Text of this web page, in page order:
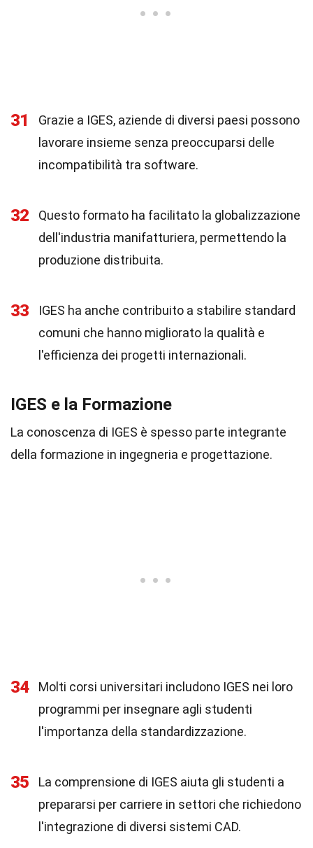
31
Grazie a IGES, aziende di diversi paesi possono
lavorare insieme senza preoccuparsi delle
incompatibilità tra software.
32
Questo formato ha facilitato la globalizzazione
dell'industria manifatturiera, permettendo la
produzione distribuita.
33
IGES ha anche contribuito a stabilire standard
comuni che hanno migliorato la qualità e
l'efficienza dei progetti internazionali.
IGES e la Formazione
La conoscenza di IGES è spesso parte integrante
della formazione in ingegneria e progettazione.
34
Molti corsi universitari includono IGES nei loro
programmi per insegnare agli studenti
l'importanza della standardizzazione.
35
La comprensione di IGES aiuta gli studenti a
prepararsi per carriere in settori che richiedono
l'integrazione di diversi sistemi CAD.